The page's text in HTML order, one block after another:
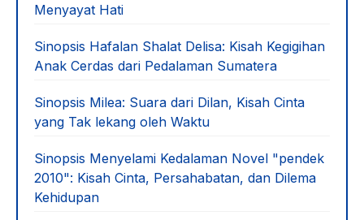
Menyayat Hati
Sinopsis Hafalan Shalat Delisa: Kisah Kegigihan
Anak Cerdas dari Pedalaman Sumatera
Sinopsis Milea: Suara dari Dilan, Kisah Cinta
yang Tak lekang oleh Waktu
Sinopsis Menyelami Kedalaman Novel "pendek
2010": Kisah Cinta, Persahabatan, dan Dilema
Kehidupan